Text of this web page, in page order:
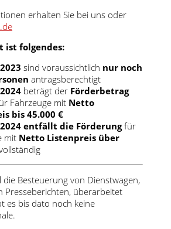
erhalten Sie bei uns oder
ist folgendes:
sind voraussichtlich nur noch
antragsberechtigt
beträgt der Förderbetrag
Fahrzeuge mit Netto
bis 45.000 €
entfällt die Förderungfür
mit Netto Listenpreis über
die Besteuerung von Dienstwagen,
Presseberichten, überarbeitet
es bis dato noch keine